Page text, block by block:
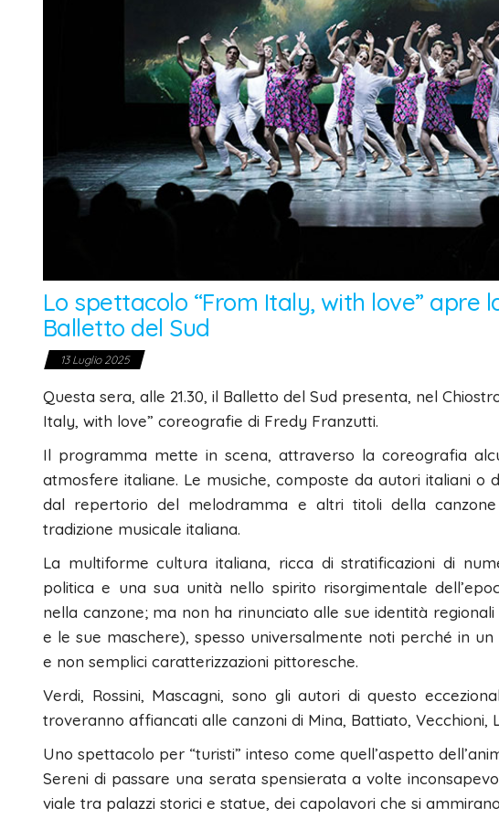
Lo spettacolo “From Italy, with love” apre
Balletto del Sud
13 Luglio 2025
Questa sera, alle 21.30, il Balletto del Sud presenta, nel
Italy, with love” coreografie di Fredy Franzutti.
Il programma mette in scena, attraverso la coreografia
atmosfere italiane. Le musiche, composte da autori italiani o
dal repertorio del melodramma e altri titoli della
tradizione musicale italiana.
La multiforme cultura italiana, ricca di stratificazioni di
politica e una sua unità nello spirito risorgimentale
nella canzone; ma non ha rinunciato alle sue identità
e le sue maschere), spesso universalmente noti perché in
e non semplici caratterizzazioni pittoresche.
Verdi, Rossini, Mascagni, sono gli autori di questo
troveranno affiancati alle canzoni di Mina, Battiato, Vecchioni,
Uno spettacolo per “turisti” inteso come quell’aspetto
Sereni di passare una serata spensierata a volte
viale tra palazzi storici e statue, dei capolavori che si